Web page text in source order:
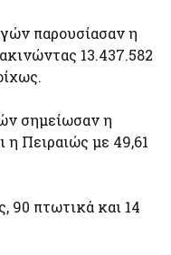
παρουσίασαν η
13.437.582
σημείωσαν η
Πειραιώς με 49,61
90 πτωτικά και 14